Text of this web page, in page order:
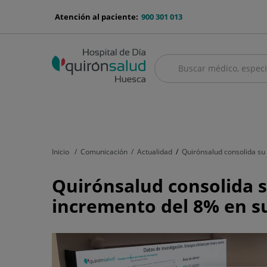
menu-
900 301 013
Atención al paciente:
BuscarBuscar
Inicio Comunicación Actualidad Quirónsalud consolida
Quirónsalud
consolida
compromiso
Quirónsalud consolida
incremento del 8% en